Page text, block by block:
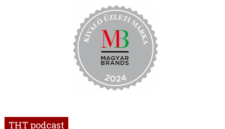
THT podcast